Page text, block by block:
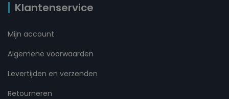
Klantenservice
Mijn account
Algemene voorwaarden
Levertijden en verzenden
Retourneren